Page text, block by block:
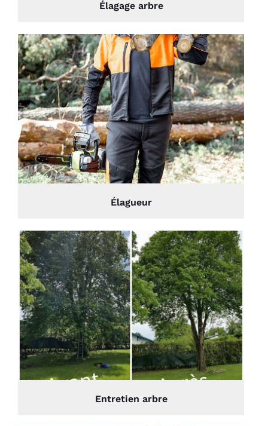
Élagage arbre
Élagueur
Entretien arbre